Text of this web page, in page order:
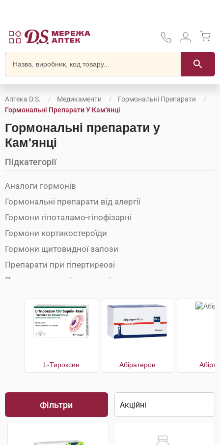
Аптека D.S. Медикаменти
Гормональні Препарати
Гормональні Препарати У Кам'янці
Гормональні препарати у
Кам'янці
Підкатегорії
Аналоги гормонів
Гормональні препарати від алергії
Гормони гіпоталамо-гіпофізарні
Гормони кортикостероїди
Гормони щитовидної залози
Препарати при гіпертиреозі
Препарати при гіпотиреозі
L-Тироксин Абіратерон
Фільтри